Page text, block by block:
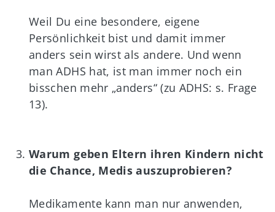
Weil Du eine besondere, eigene
Persönlichkeit bist und damit immer
anders sein wirst als andere. Und wenn
man ADHS hat, ist man immer noch ein
bisschen mehr „anders“ (zu ADHS: s. Frage
13).
Warum geben Eltern ihren Kindern nicht
die Chance, Medis auszuprobieren?
Medikamente kann man nur anwenden,